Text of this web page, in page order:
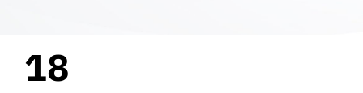
IN:
18
on: